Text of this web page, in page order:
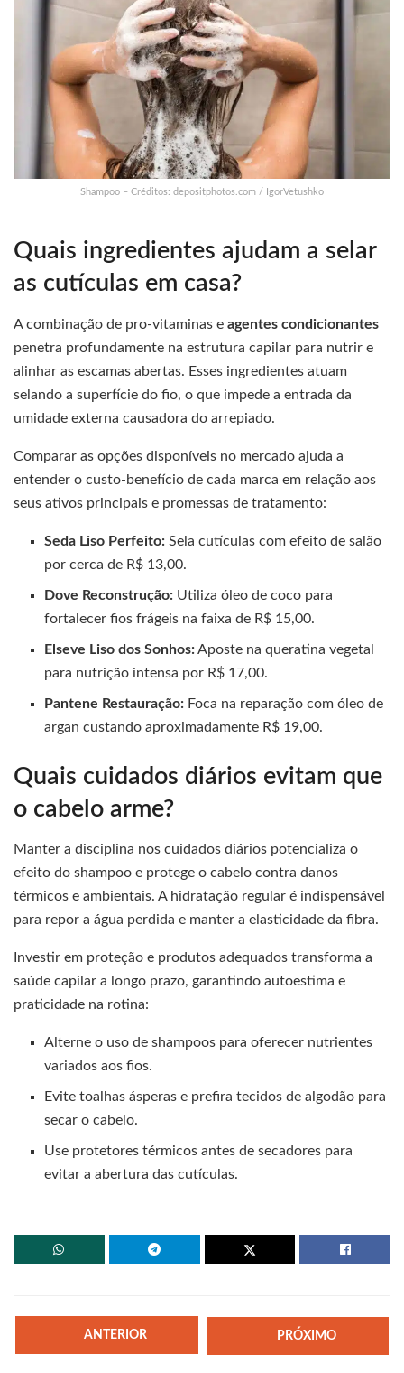
Shampoo – Créditos: depositphotos.com / IgorVetushko
Quais ingredientes ajudam a selar
as cutículas em casa?
A combinação de pro-vitaminas e agentes condicionantes
penetra profundamente na estrutura capilar para nutrir e
alinhar as escamas abertas. Esses ingredientes atuam
selando a superfície do fio, o que impede a entrada da
umidade externa causadora do arrepiado.
Comparar as opções disponíveis no mercado ajuda a
entender o custo-benefício de cada marca em relação aos
seus ativos principais e promessas de tratamento:
Seda Liso Perfeito: Sela cutículas com efeito de salão
por cerca de R$ 13,00.
Dove Reconstrução: Utiliza óleo de coco para
fortalecer fios frágeis na faixa de R$ 15,00.
Elseve Liso dos Sonhos:Aposte na queratina vegetal
para nutrição intensa por R$ 17,00.
Pantene Restauração: Foca na reparação com óleo de
argan custando aproximadamente R$ 19,00.
Quais cuidados diários evitam que
o cabelo arme?
Manter a disciplina nos cuidados diários potencializa o
efeito do shampoo e protege o cabelo contra danos
térmicos e ambientais. A hidratação regular é indispensável
para repor a água perdida e manter a elasticidade da fibra.
Investir em proteção e produtos adequados transforma a
saúde capilar a longo prazo, garantindo autoestima e
praticidade na rotina:
Alterne o uso de shampoos para oferecer nutrientes
variados aos fios.
Evite toalhas ásperas e prefira tecidos de algodão para
secar o cabelo.
Use protetores térmicos antes de secadores para
evitar a abertura das cutículas.
ANTERIOR PRÓXIMO